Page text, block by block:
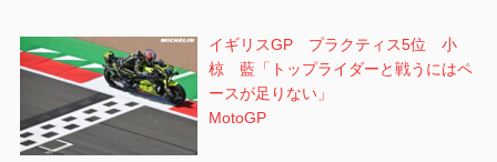
イギリスGP プラクティス5位 小
椋 藍「トップライダーと戦うにはペ
ースが足りない」
MotoGP